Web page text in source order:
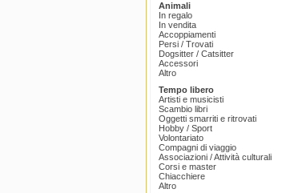
Animali
In regalo
In vendita
Accoppiamenti
Persi / Trovati
Dogsitter / Catsitter
Accessori
Altro
Tempo libero
Artisti e musicisti
Scambio libri
Oggetti smarriti e ritrovati
Hobby / Sport
Volontariato
Compagni di viaggio
Associazioni / Attività culturali
Corsi e master
Chiacchiere
Altro